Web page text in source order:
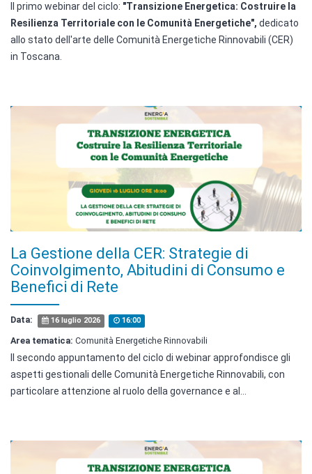
Il primo webinar del ciclo: "Transizione Energetica: Costruire la
Resilienza Territoriale con le Comunità Energetiche", dedicato
allo stato dell'arte delle Comunità Energetiche Rinnovabili (CER)
in Toscana.
La Gestione della CER: Strategie di
Coinvolgimento, Abitudini di Consumo e
Benefici di Rete
Data: 16 luglio 2026 16:00
Area tematica: Comunità Energetiche Rinnovabili
Il secondo appuntamento del ciclo di webinar approfondisce gli
aspetti gestionali delle Comunità Energetiche Rinnovabili, con
particolare attenzione al ruolo della governance e al…